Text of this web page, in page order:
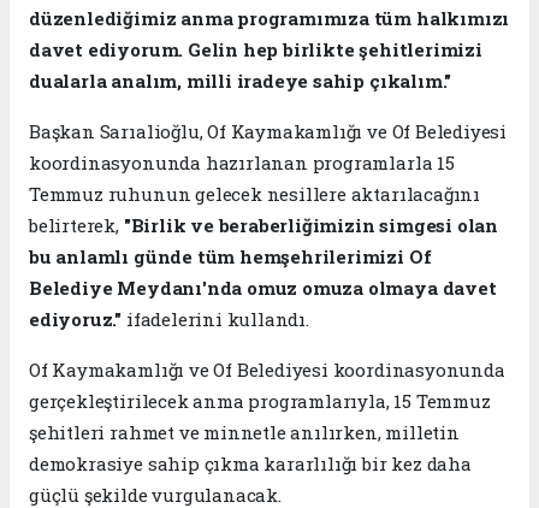
düzenlediğimiz anma programımıza tüm halkımızı
davet ediyorum. Gelin hep birlikte şehitlerimizi
dualarla analım, milli iradeye sahip çıkalım."
Başkan Sarıalioğlu, Of Kaymakamlığı ve Of Belediyesi
koordinasyonunda hazırlanan programlarla 15
Temmuz ruhunun gelecek nesillere aktarılacağını
belirterek, "Birlik ve beraberliğimizin simgesi olan
bu anlamlı günde tüm hemşehrilerimizi Of
Belediye Meydanı'nda omuz omuza olmaya davet
ediyoruz." ifadelerini kullandı.
Of Kaymakamlığı ve Of Belediyesi koordinasyonunda
gerçekleştirilecek anma programlarıyla, 15 Temmuz
şehitleri rahmet ve minnetle anılırken, milletin
demokrasiye sahip çıkma kararlılığı bir kez daha
güçlü şekilde vurgulanacak.